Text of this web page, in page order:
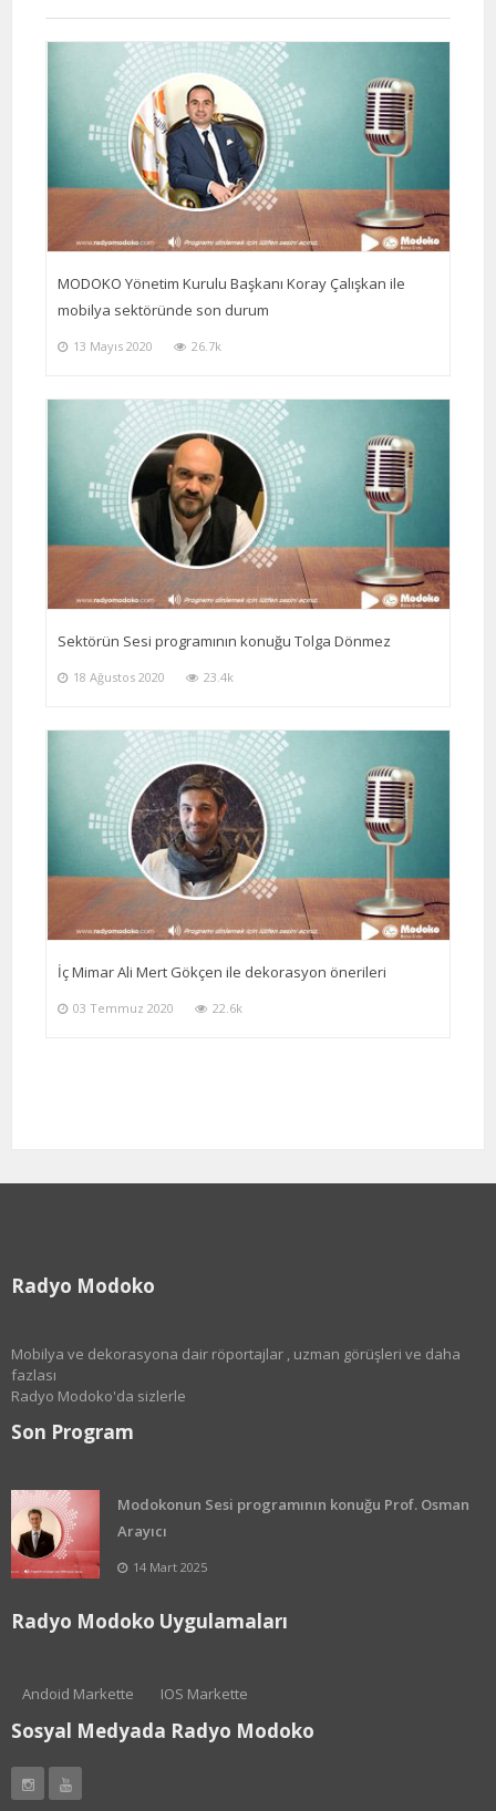
MODOKO Yönetim Kurulu Başkanı Koray Çalışkan ile
mobilya sektöründe son durum
13 Mayıs 2020 26.7k
Sektörün Sesi programının konuğu Tolga Dönmez
18 Ağustos 2020 23.4k
İç Mimar Ali Mert Gökçen ile dekorasyon önerileri
03 Temmuz 2020 22.6k
Radyo Modoko
Mobilya ve dekorasyona dair röportajlar , uzman görüşleri ve daha
fazlası
Radyo Modoko'da sizlerle
Son Program
Modokonun Sesi programının konuğu Prof. Osman
Arayıcı
14 Mart 2025
Radyo Modoko Uygulamaları
Andoid Markette IOS Markette
Sosyal Medyada Radyo Modoko